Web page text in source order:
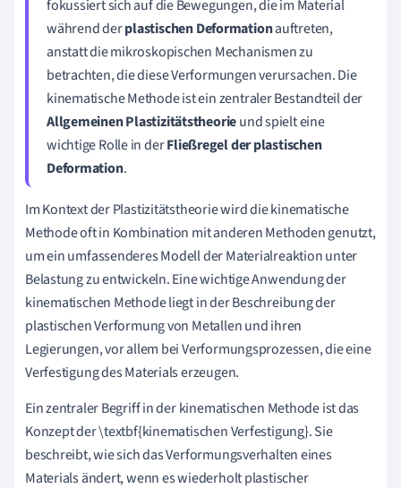
fokussiert sich auf die Bewegungen, die im Material
während derplastischen Deformationauftreten,
anstatt die mikroskopischen Mechanismen zu
betrachten, die diese Verformungen verursachen. Die
kinematische Methode ist ein zentraler Bestandteil der
Allgemeinen Plastizitätstheorieund spielt eine
wichtige Rolle in derFließregel der plastischen
Deformation.
Im Kontext der Plastizitätstheorie wird die kinematische
Methode oft in Kombination mit anderen Methoden genutzt,
um ein umfassenderes Modell der Materialreaktion unter
Belastung zu entwickeln. Eine wichtige Anwendung der
kinematischen Methode liegt in der Beschreibung der
plastischen Verformung von Metallen und ihren
Legierungen, vor allem bei Verformungsprozessen, die eine
Verfestigung des Materials erzeugen.
Ein zentraler Begriff in der kinematischen Methode ist das
Konzept der \textbf{kinematischen Verfestigung}. Sie
beschreibt, wie sich das Verformungsverhalten eines
Materials ändert, wenn es wiederholt plastischer